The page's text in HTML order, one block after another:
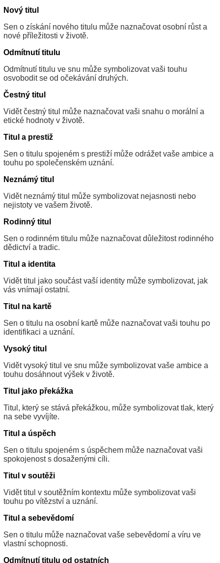
Nový titul
Sen o získání nového titulu může naznačovat osobní růst a
nové příležitosti v životě.
Odmítnutí titulu
Odmítnutí titulu ve snu může symbolizovat vaši touhu
osvobodit se od očekávání druhých.
Čestný titul
Vidět čestný titul může naznačovat vaši snahu o morální a
etické hodnoty v životě.
Titul a prestiž
Sen o titulu spojeném s prestiží může odrážet vaše ambice a
touhu po společenském uznání.
Neznámý titul
Vidět neznámý titul může symbolizovat nejasnosti nebo
nejistoty ve vašem životě.
Rodinný titul
Sen o rodinném titulu může naznačovat důležitost rodinného
dědictví a tradic.
Titul a identita
Vidět titul jako součást vaší identity může symbolizovat, jak
vás vnímají ostatní.
Titul na kartě
Sen o titulu na osobní kartě může naznačovat vaši touhu po
identifikaci a uznání.
Vysoký titul
Vidět vysoký titul ve snu může symbolizovat vaše ambice a
touhu dosáhnout výšek v životě.
Titul jako překážka
Titul, který se stává překážkou, může symbolizovat tlak, který
na sebe vyvíjíte.
Titul a úspěch
Sen o titulu spojeném s úspěchem může naznačovat vaši
spokojenost s dosaženými cíli.
Titul v soutěži
Vidět titul v soutěžním kontextu může symbolizovat vaši
touhu po vítězství a uznání.
Titul a sebevědomí
Sen o titulu může naznačovat vaše sebevědomí a víru ve
vlastní schopnosti.
Odmítnutí titulu od ostatních